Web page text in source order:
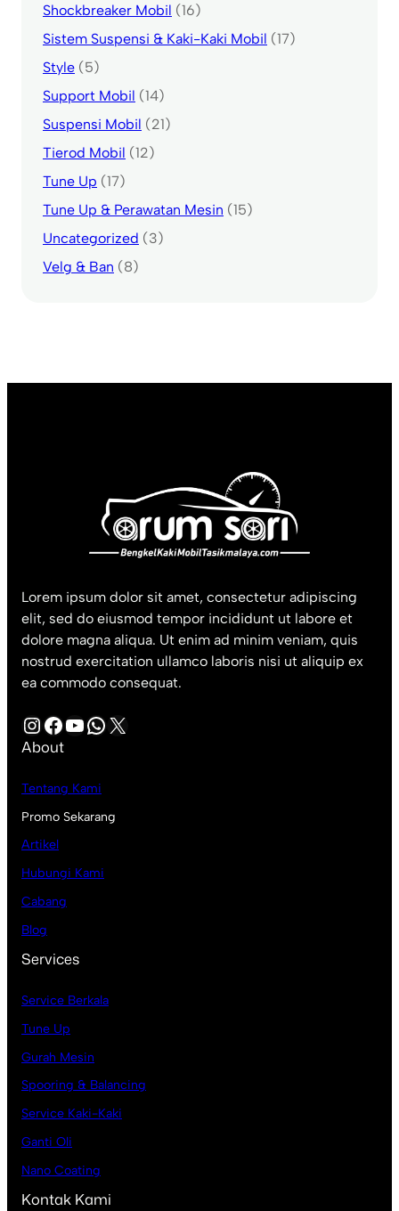
Shockbreaker Mobil (16)
Sistem Suspensi & Kaki-Kaki Mobil (17)
Style (5)
Support Mobil (14)
Suspensi Mobil (21)
Tierod Mobil (12)
Tune Up (17)
Tune Up & Perawatan Mesin (15)
Uncategorized (3)
Velg & Ban (8)
Lorem ipsum dolor sit amet, consectetur adipiscing
elit, sed do eiusmod tempor incididunt ut labore et
dolore magna aliqua. Ut enim ad minim veniam, quis
nostrud exercitation ullamco laboris nisi ut aliquip ex
ea commodo consequat.
InstagramFacebook YouTube WhatsApp X
About
Tentang Kami
Promo Sekarang
Artikel
Hubungi Kami
Cabang
Blog
Services
Service Berkala
Tune Up
Gurah Mesin
Spooring & Balancing
Service Kaki-Kaki
Ganti Oli
Nano Coating
Kontak Kami